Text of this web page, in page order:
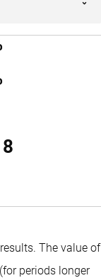
The value of
periods longer